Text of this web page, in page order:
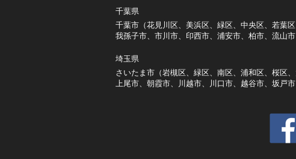
千葉県
千葉市（花見川区、美浜区、緑区、中央区、若葉区
我孫子市、市川市、印西市、浦安市、柏市、流山
埼玉県
さいたま市（岩槻区、緑区、南区、浦和区、桜区
上尾市、朝霞市、川越市、川口市、越谷市、坂戸